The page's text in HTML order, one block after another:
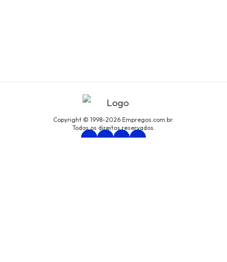
Copyright © 1998-2026 Empregos.com.br.
Todos os direitos reservados.